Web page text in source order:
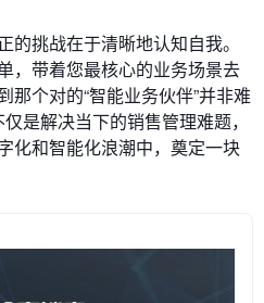
挑战在于清晰地认知自我。
，带着您最核心的业务场景去
那个对的“智能业务伙伴”并非难
是解决当下的销售管理难题，
化和智能化浪潮中，奠定一块